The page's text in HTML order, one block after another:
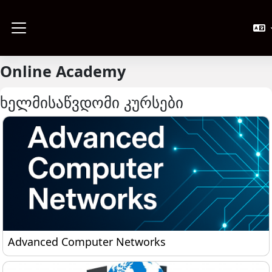
Online Academy
ხელმისაწვდომი კურსები
Advanced Computer Networks
Advanced Computer Networks